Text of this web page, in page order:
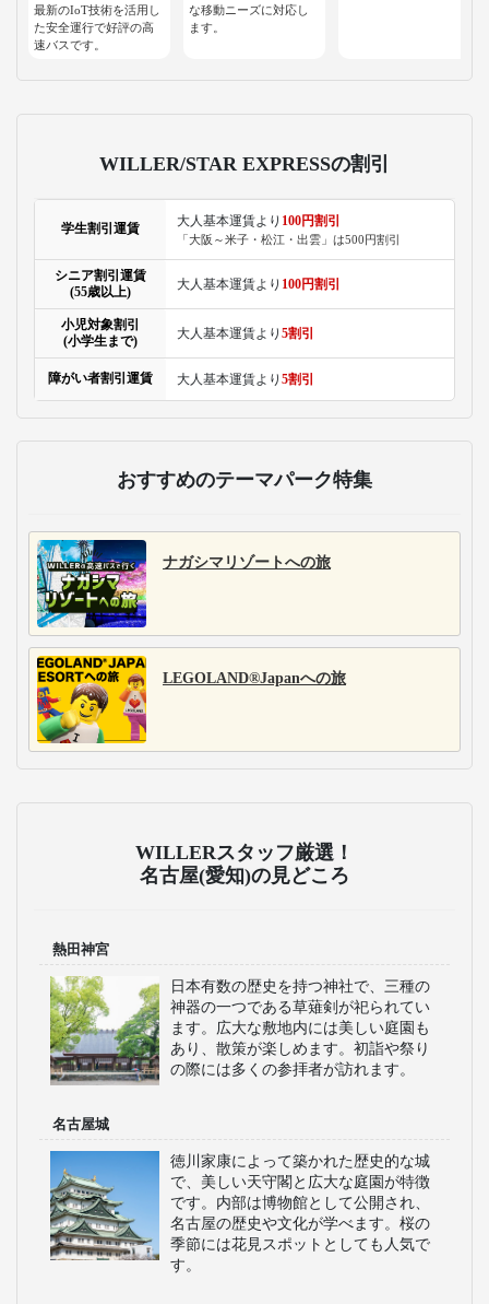
最新のIoT技術を活用し
た安全運行で好評の高
速バスです。
な移動ニーズに対応し
ます。
WILLER/STAR EXPRESSの割引
学生割引運賃
大人基本運賃より 100円割引
「大阪～米子・松江・出雲」は500円割引
シニア割引運賃
(55歳以上)
大人基本運賃より 100円割引
小児対象割引
(小学生まで)
大人基本運賃より 5割引
障がい者割引運賃 大人基本運賃より 5割引
おすすめのテーマパーク特集
ナガシマリゾートへの旅
LEGOLAND®Japanへの旅
WILLERスタッフ厳選！
名古屋(愛知)の見どころ
熱田神宮
日本有数の歴史を持つ神社で、三種の
神器の一つである草薙剣が祀られてい
ます。広大な敷地内には美しい庭園も
あり、散策が楽しめます。初詣や祭り
の際には多くの参拝者が訪れます。
名古屋城
徳川家康によって築かれた歴史的な城
で、美しい天守閣と広大な庭園が特徴
です。内部は博物館として公開され、
名古屋の歴史や文化が学べます。桜の
季節には花見スポットとしても人気で
す。